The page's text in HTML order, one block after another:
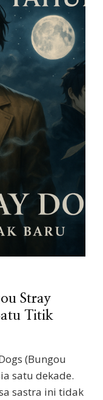
Stray
Titik
(Bungou
satu dekade.
sastra ini tidak